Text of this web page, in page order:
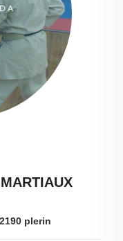
A
plerin